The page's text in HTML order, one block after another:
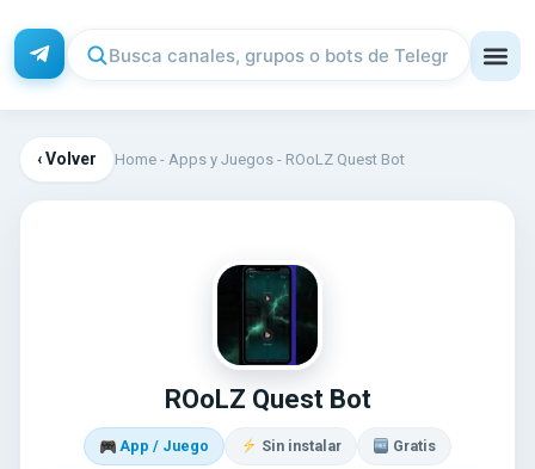
‹ Volver Home - Apps y Juegos - ROoLZ Quest Bot
RO
ROoLZ Quest Bot
App / Juego Sin instalar Gratis